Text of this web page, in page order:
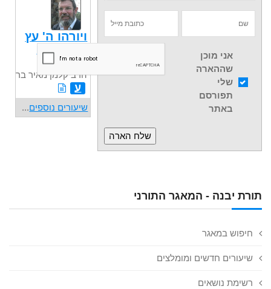
תורת יבנה - המאגר התורני
חיפוש במאגר
שיעורים חדשים ומומלצים
רשימת נושאים
אני מוכן
שההארה
שלי
תפורסם
באתר
ויורהו ה' עץ
... וימתקו
המים
הרב קלמן מאיר בר
ע
שיעורים נוספים...